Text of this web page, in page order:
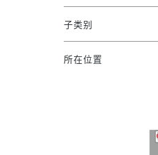
子类别
所在位置